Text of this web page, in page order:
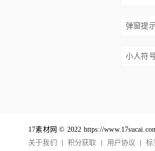
弹窗提
小人符
17素材网 © 2022 https://
关于我们
积分获取 用户协议 标